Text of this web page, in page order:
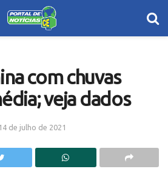
com chuvas
veja dados
de julho de 2021